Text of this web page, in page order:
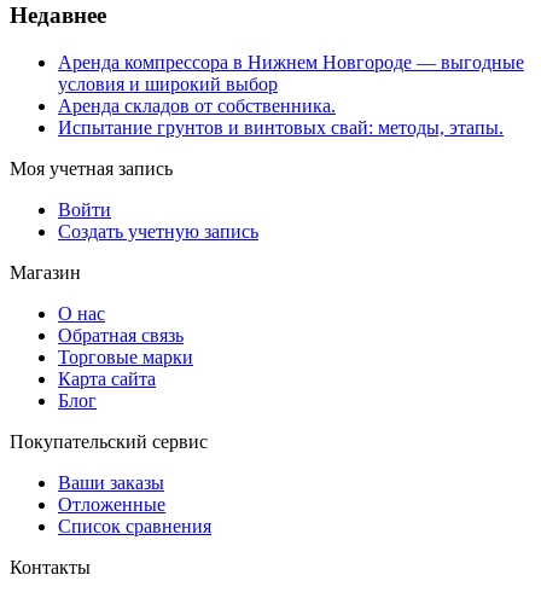
Недавнее
Аренда компрессора в Нижнем Новгороде — выгодные
условия и широкий выбор
Аренда складов от собственника.
Испытание грунтов и винтовых свай: методы, этапы.
Моя учетная запись
Войти
Создать учетную запись
Магазин
О нас
Обратная связь
Торговые марки
Карта сайта
Блог
Покупательский сервис
Ваши заказы
Отложенные
Список сравнения
Контакты